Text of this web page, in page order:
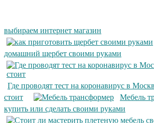
выбираем интернет магазин
домашний щербет своими руками
Где проводят тест на коронавирус в
стоит
Мебель
купить или сделать своими руками